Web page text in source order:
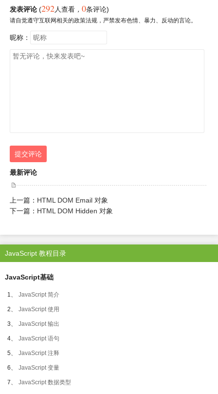
发表评论 (292人查看 ， 0条评论)
请自觉遵守互联网相关的政策法规，严禁发布色情、暴力、反动的言论。
昵称：
提交评论
最新评论
上一篇： HTML DOM Email 对象
下一篇： HTML DOM Hidden 对象
JavaScript 教程目录
JavaScript基础
1、 JavaScript 简介
2、 JavaScript 使用
3、 JavaScript 输出
4、 JavaScript 语句
5、 JavaScript 注释
6、 JavaScript 变量
7、 JavaScript 数据类型